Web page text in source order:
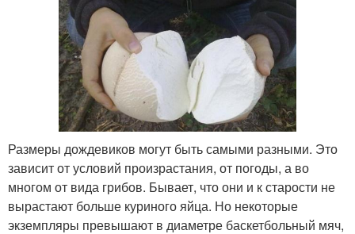
Размеры дождевиков могут быть самыми разными. Это
зависит от условий произрастания, от погоды, а во
многом от вида грибов. Бывает, что они и к старости не
вырастают больше куриного яйца. Но некоторые
экземпляры превышают в диаметре баскетбольный мяч,